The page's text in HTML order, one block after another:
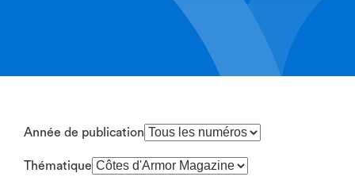
Année de publication
Thématique